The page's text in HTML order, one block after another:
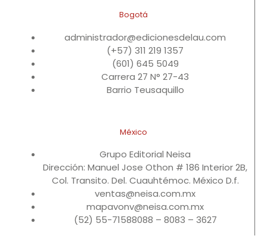
Bogotá
administrador@edicionesdelau.com
(+57) 311 219 1357
(601) 645 5049
Carrera 27 N° 27-43
Barrio Teusaquillo
México
Grupo Editorial Neisa
Dirección: Manuel Jose Othon # 186 Interior 2B,
Col. Transito. Del. Cuauhtémoc. México D.f.
ventas@neisa.com.mx
mapavonv@neisa.com.mx
(52) 55-71588088 – 8083 – 3627